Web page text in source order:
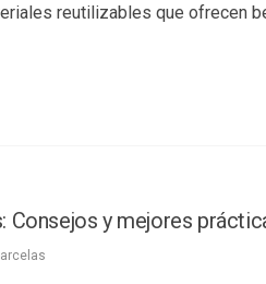
reutilizables que ofrecen
Consejos y mejores